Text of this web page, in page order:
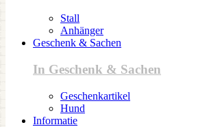
Stall
Anhänger
Geschenk & Sachen
In Geschenk & Sachen
Geschenkartikel
Hund
Informatie